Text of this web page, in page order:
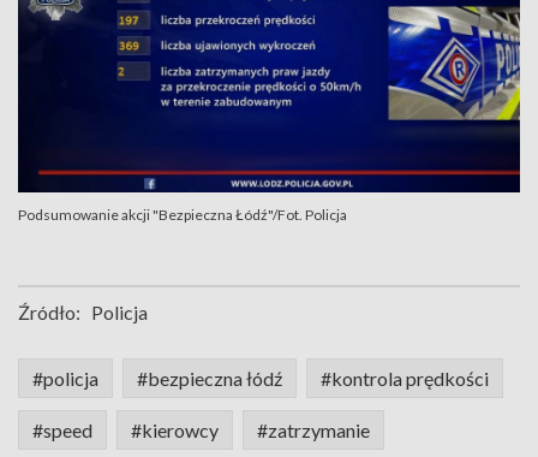
Podsumowanie akcji "Bezpieczna Łódź"/Fot. Policja
Źródło: Policja
#policja #bezpieczna łódź #kontrola prędkości
#speed #kierowcy #zatrzymanie